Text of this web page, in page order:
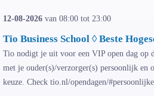
12-08-2026 van 08:00 tot 23:00
Tio Business School ◊ Beste
Tio nodigt je uit voor een VIP open dag op
met je ouder(s)/verzorger(s) persoonlijk en
keuze. Check tio.nl/opendagen/